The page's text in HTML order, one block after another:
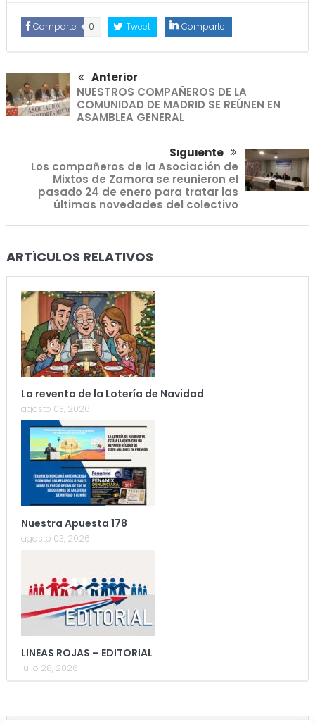
Comparte 0 Tweet Comparte
Anterior
NUESTROS COMPAÑEROS DE LA
COMUNIDAD DE MADRID SE REÚNEN EN
ASAMBLEA GENERAL
Siguiente
Los compañeros de la Asociación de
Mixtos de Zamora se reunieron el
pasado 24 de enero para tratar las
últimas novedades del colectivo
ARTÍCULOS RELATIVOS
La reventa de la Lotería de Navidad
agosto 03, 2026
Nuestra Apuesta 178
agosto 03, 2026
LINEAS ROJAS – EDITORIAL
julio 28, 2026